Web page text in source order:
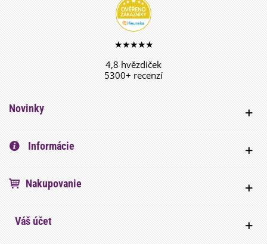
★★★★★
4,8 hvězdiček
5300+ recenzí
Novinky
Informácie
Nakupovanie
Váš účet